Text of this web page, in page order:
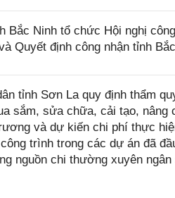
Bắc Ninh tổ chức Hội nghị
Quyết định công nhận tỉnh
tỉnh Sơn La quy định thẩm
sắm, sửa chữa, cải tạo, nâng
và dự kiến chi phí thực
trình trong các dự án đã
nguồn chi thường xuyên